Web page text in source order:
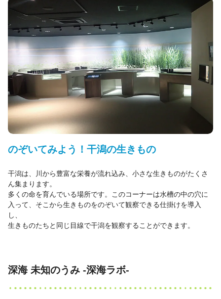
のぞいてみよう！干潟の生きもの
干潟は、川から豊富な栄養が流れ込み、小さな生きものがたくさ
ん集まります。
多くの命を育んでいる場所です。このコーナーは水槽の中の穴に
入って、そこから生きものをのぞいて観察できる仕掛けを導入
し、
生きものたちと同じ目線で干潟を観察することができます。
深海 未知のうみ -深海ラボ-